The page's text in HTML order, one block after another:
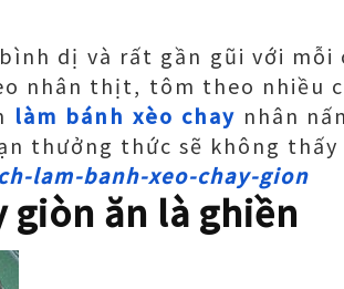
dị và rất gần gũi với mỗi
nhân thịt, tôm theo nhiều
làm bánh xèo chay nhân
thưởng thức sẽ không thấy
lam-banh-xeo-chay-gion
giòn ăn là ghiền